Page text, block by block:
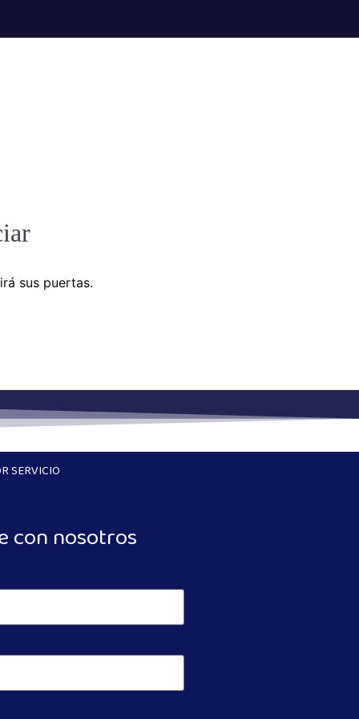
sus puertas.
SERVICIO
con nosotros